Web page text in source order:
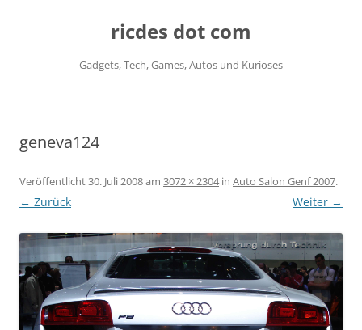
ricdes dot com
Gadgets, Tech, Games, Autos und Kurioses
geneva124
Veröffentlicht30. Juli 2008am 3072 × 2304in Auto Salon Genf 2007.
← Zurück Weiter →